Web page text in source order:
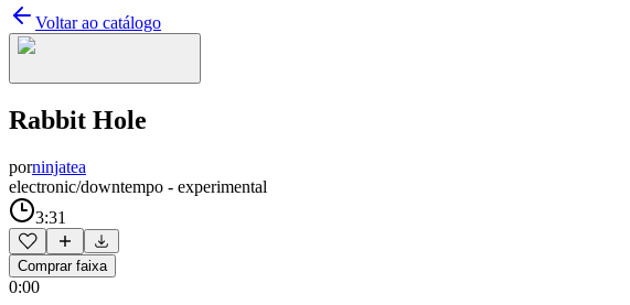
Voltar ao catálogo
Rabbit Hole
porninjatea
electronic/downtempo - experimental
3:31
Comprar faixa
0:00